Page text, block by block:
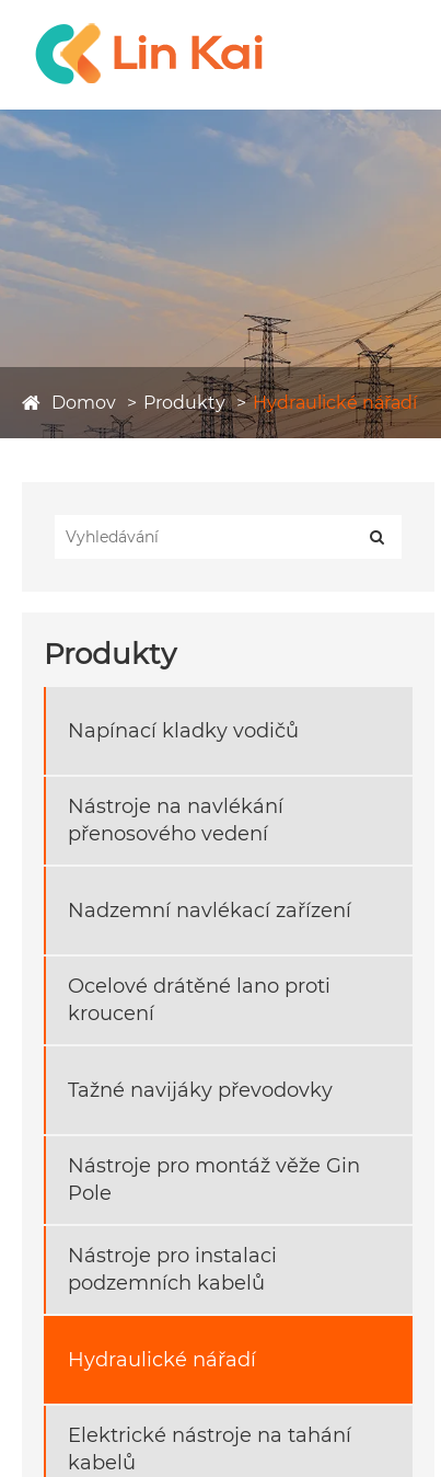
Domov Produkty Hydraulické nářadí
Produkty
Napínací kladky vodičů
Nástroje na navlékání
přenosového vedení
Nadzemní navlékací zařízení
Ocelové drátěné lano proti
kroucení
Tažné navijáky převodovky
Nástroje pro montáž věže Gin
Pole
Nástroje pro instalaci
podzemních kabelů
Hydraulické nářadí
Elektrické nástroje na tahání
kabelů